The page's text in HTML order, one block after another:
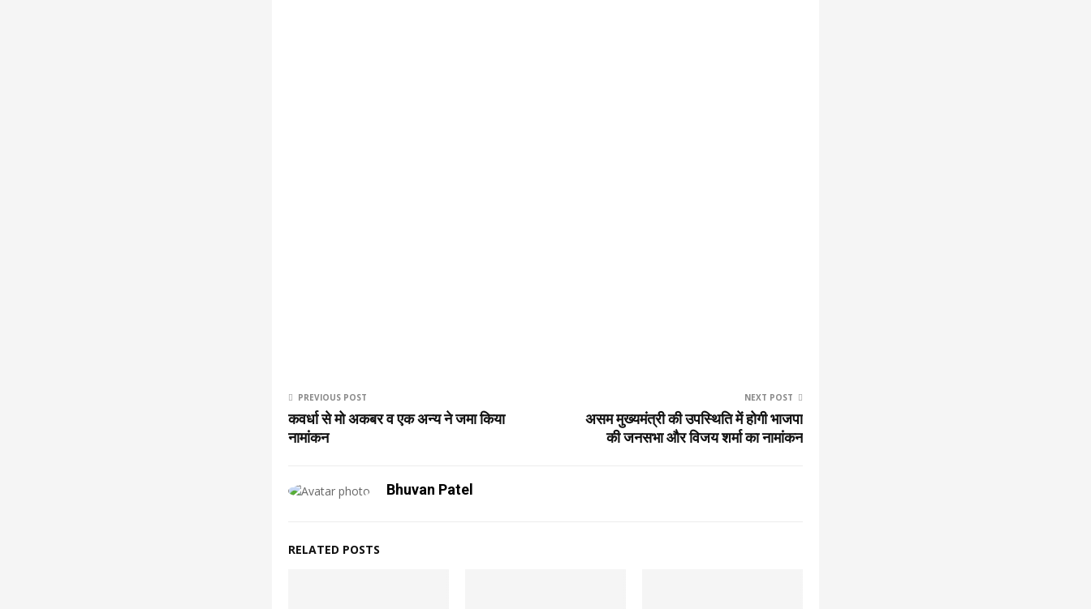
PREVIOUS POST
कवर्धा से मो अकबर व एक अन्य ने जमा किया
नामांकन
NEXT POST
असम मुख्यमंत्री की उपस्थिति में होगी भाजपा
की जनसभा और विजय शर्मा का नामांकन
Bhuvan Patel
RELATED POSTS